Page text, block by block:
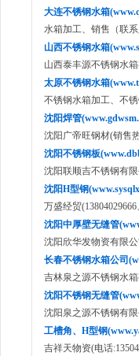
大连不锈钢水箱
水箱加工、销售（联系
山西不锈钢水箱
山西泰丰源不锈钢水
太原不锈钢水箱
不锈钢水箱加工、不
沈阳焊管
沈阳广帝旺钢材(销售
沈阳不锈钢板
沈阳联顺吉不锈钢有限
沈阳H型钢
万盛经贸(13804029666
沈阳中厚壁无缝管
沈阳欣华发物资有限
长春不锈钢水箱公司
吉林泉之源不锈钢水箱
沈阳不锈钢无缝管
沈阳泉之源不锈钢有限
工槽角、H型钢
吉祥天物资(电话